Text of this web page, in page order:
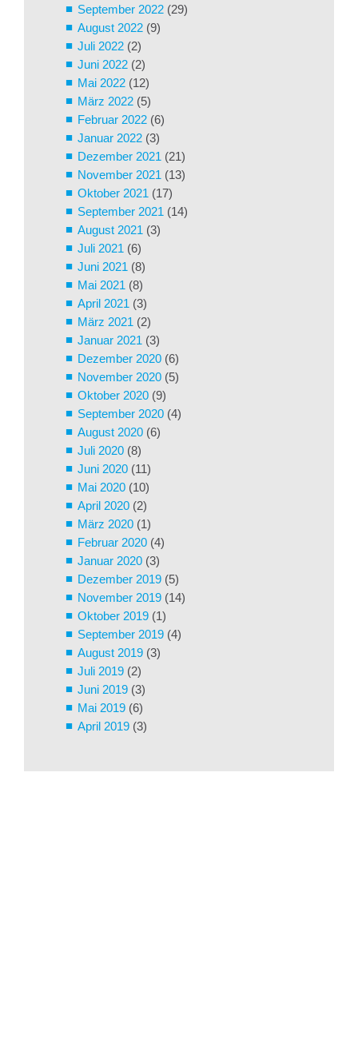
September 2022 (29)
August 2022 (9)
Juli 2022 (2)
Juni 2022 (2)
Mai 2022 (12)
März 2022 (5)
Februar 2022 (6)
Januar 2022 (3)
Dezember 2021 (21)
November 2021 (13)
Oktober 2021 (17)
September 2021 (14)
August 2021 (3)
Juli 2021 (6)
Juni 2021 (8)
Mai 2021 (8)
April 2021 (3)
März 2021 (2)
Januar 2021 (3)
Dezember 2020 (6)
November 2020 (5)
Oktober 2020 (9)
September 2020 (4)
August 2020 (6)
Juli 2020 (8)
Juni 2020 (11)
Mai 2020 (10)
April 2020 (2)
März 2020 (1)
Februar 2020 (4)
Januar 2020 (3)
Dezember 2019 (5)
November 2019 (14)
Oktober 2019 (1)
September 2019 (4)
August 2019 (3)
Juli 2019 (2)
Juni 2019 (3)
Mai 2019 (6)
April 2019 (3)